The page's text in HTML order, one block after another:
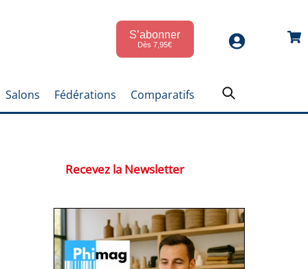
S’abonner
Dès 7,95€
Salons Fédérations Comparatifs
Recevez la Newsletter